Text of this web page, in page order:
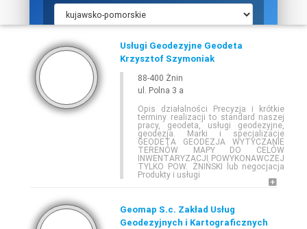
KUJAWSKO-POMORSKIE » ŻNIN
Usługi Geodezyjne Geodeta
Krzysztof Szymoniak
88-400 Żnin
ul. Polna 3 a
Opis działalności Precyzja i krótkie
terminy realizacji to standard naszej
pracy, geodeta, usługi geodezyjne,
geodezja. Marki i specjalizacje
GEODETA GEODEZJA WYTYCZANIE
TERENÓW MAPY DO CELÓW
INWENTARYZACJI POWYKONAWCZEJ
TYLKO POW. ŻNIŃSKI lub negocjacja
Produkty i usługi
Geomap S.c. Zakład Usług
Geodezyjnych i Kartograficznych